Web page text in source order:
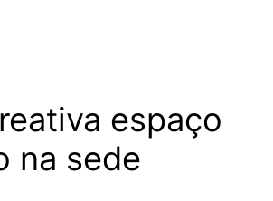
espaço
na sede